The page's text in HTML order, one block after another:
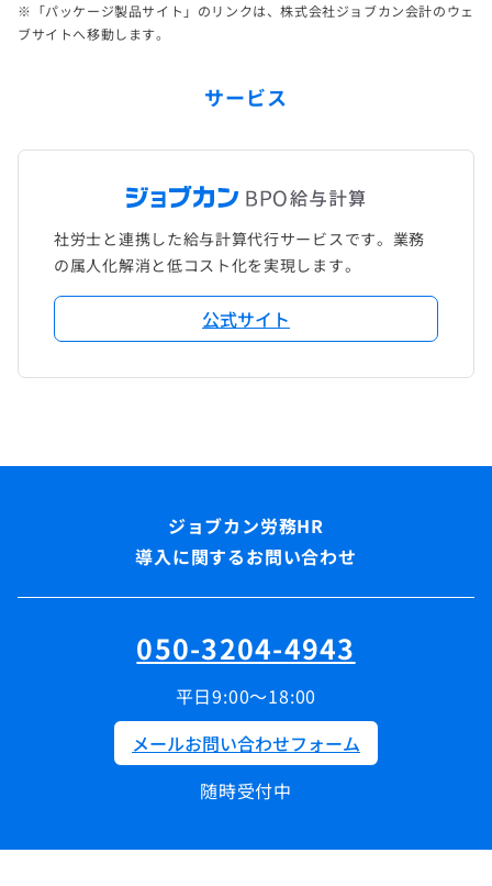
※「パッケージ製品サイト」のリンクは、株式会社ジョブカン会計のウェ
ブサイトへ移動します。
サービス
社労士と連携した給与計算代行サービスです。業務
の属人化解消と低コスト化を実現します。
公式サイト
導入に関するお問い合わせ
050-3204-4943
平日9:00～18:00
メールお問い合わせフォーム
随時受付中